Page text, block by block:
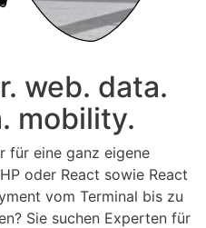
web. data.
mobility.
für eine ganz eigene
oder React sowie React
vom Terminal bis zu
Sie suchen Experten für